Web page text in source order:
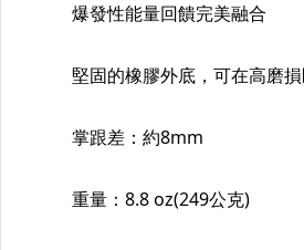
【足球用品區】
【羽球&排球鞋用品區】
【配件】後背包
【配件】錢包.手拿包.鞋袋